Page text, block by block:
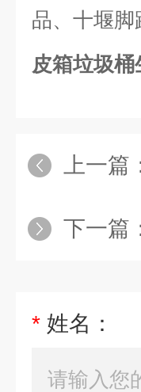
品、十堰
皮箱垃圾
上一篇
下一篇
* 姓名：